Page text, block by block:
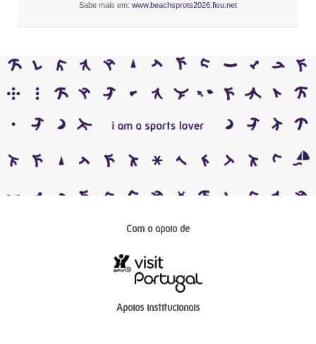
Sabe mais em: www.beachsprots2026.fisu.net
Com o apoio de
Apoios institucionais